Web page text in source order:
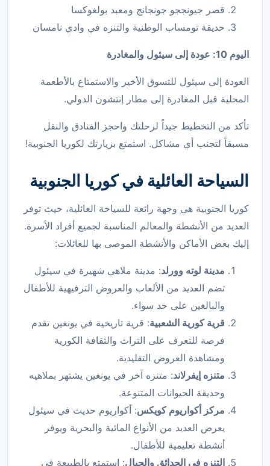
قصر جيونججو جونجانج ومعبد بولغوكسا
حديقة تومساب الوطنية والتنزه في وادي نامسان
اليوم 10: عودة إلى سيئول والمغادرة
العودة إلى سيئول للتسوق الأخير والاستمتاع بالأطعمة
المحلية قبل المغادرة إلى مطار إنتشون الدولي.
تأكد من التخطيط جيداً لرحلتك واحجز الفنادق والنقل
مسبقاً لتجنب أي مشاكل. استمتع بزيارتك لكوريا الجنوبية!
السياحة العائلية في كوريا الجنوبية
كوريا الجنوبية هي وجهة رائعة للسياحة العائلية، حيث توفر
العديد من الأنشطة والمعالم المناسبة لجميع أفراد الأسرة.
إليك بعض الأماكن والأنشطة الموصى بها للعائلات:
مدينة لوته وورلد: مدينة ملاهي شهيرة في سيئول
تضم العديد من الألعاب والعروض الترفيهية للأطفال
والبالغين على حد سواء.
قرية كورية الشعبية: قرية تاريخية في يونغين تقدم
فرصة للتعرف على التراث والثقافة الكورية
ومشاهدة العروض التقليدية.
متنزه إيفرلاند: متنزه آخر في يونغين يشتهر بملاهيه
وحديقة الحيوانات المتنوعة.
مركز أكواريوم كويكس: أكواريوم حديث في سيئول
يعرض العديد من الأنواع المائية والبحرية ويوفر
أنشطة تعليمية للأطفال.
التنزه في الحدائق والجبال: استمتع بالطبيعة في